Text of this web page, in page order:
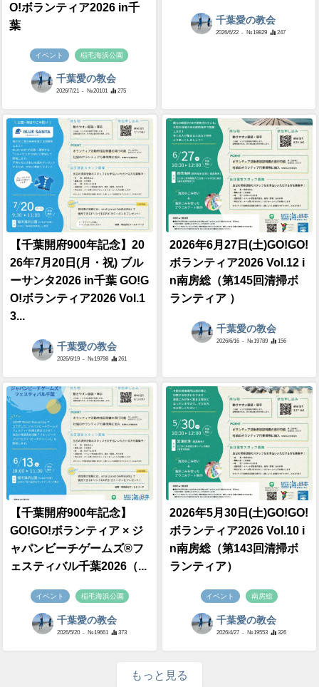
O!ボランティア2026 in千
葉
イベント 稲毛海浜公園
千葉愛の教会
2026/7/21 - №20101 275
千葉愛の教会
2026/6/22 - №19829 247
【千葉開府900年記念】20
26年7月20日(月・祝) ブル
ーサンタ2026 in千葉 GO!G
O!ボランティア2026 Vol.1
3...
千葉愛の教会
2026/6/19 - №19798 261
2026年6月27日(土)GO!GO!
ボランティア2026 Vol.12 i
n南房総（第145回清掃ボ
ランティア ）
千葉愛の教会
2026/6/16 - №19789 156
【千葉開府900年記念】
GO!GO!ボランティア × ジ
ャパンビーチゲームズ®フ
ェスティバル千葉2026（...
イベント 稲毛海浜公園
千葉愛の教会
2026/5/20 - №19661 373
2026年5月30日(土)GO!GO!
ボランティア2026 Vol.10 i
n南房総（第143回清掃ボ
ランティア）
イベント 南房総
千葉愛の教会
2026/4/27 - №19553 326
もっと見る